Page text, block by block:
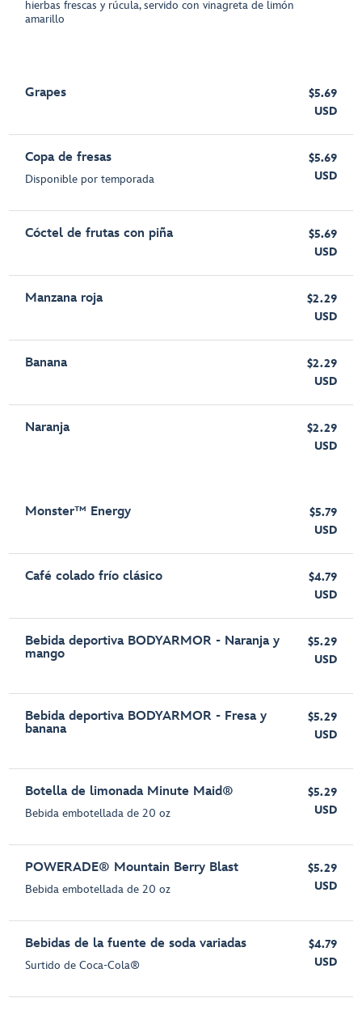
hierbas frescas y rúcula, servido con vinagreta de limón
amarillo
Grapes
$5.69
USD
Copa de fresas
Disponible por temporada
$5.69
USD
Cóctel de frutas con piña
$5.69
USD
Manzana roja
$2.29
USD
Banana
$2.29
USD
Naranja
$2.29
USD
Monster™ Energy
$5.79
USD
Café colado frío clásico
$4.79
USD
Bebida deportiva BODYARMOR - Naranja y
mango
$5.29
USD
Bebida deportiva BODYARMOR - Fresa y
banana
$5.29
USD
Botella de limonada Minute Maid®
Bebida embotellada de 20 oz
$5.29
USD
POWERADE® Mountain Berry Blast
Bebida embotellada de 20 oz
$5.29
USD
Bebidas de la fuente de soda variadas
Surtido de Coca-Cola®
$4.79
USD